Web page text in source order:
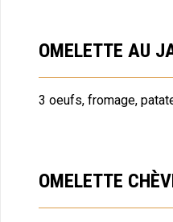
OMELETTE AU
3 oeufs, fromage,
OMELETTE